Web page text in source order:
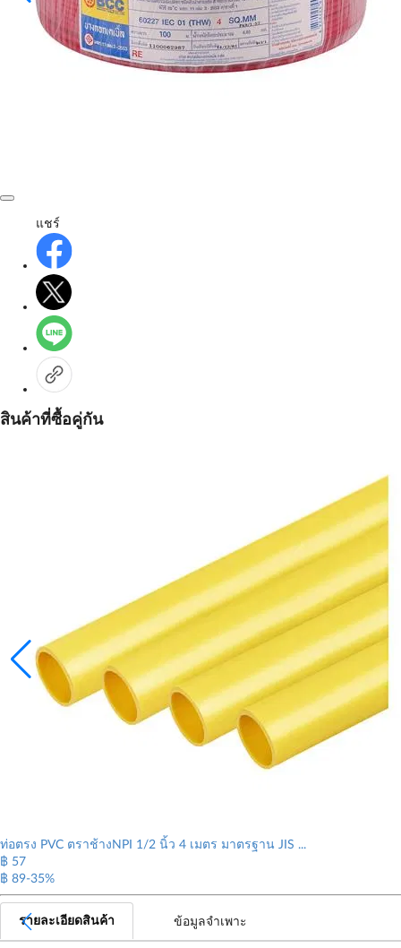
แชร์
สินค้าที่ซื้อคู่กัน
ท่อตรง PVC ตราช้างNPI 1/2 นิ้ว 4 เมตร มาตรฐาน JIS ...
฿ 57
฿ 89-35%
รายละเอียดสินค้า ข้อมูลจำเพาะ